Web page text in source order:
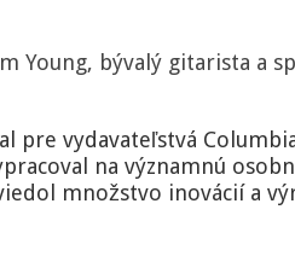
Young, bývalý gitarista a
pre vydavateľstvá
na významnú
množstvo inovácií a